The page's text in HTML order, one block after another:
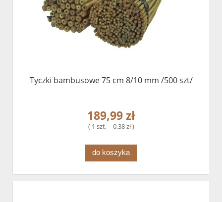
Tyczki bambusowe 75 cm 8/10 mm /500 szt/
189,99 zł
( 1 szt. = 0,38 zł )
do koszyka